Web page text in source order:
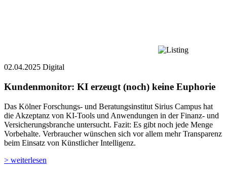
02.04.2025 Digital
Kundenmonitor: ­­KI erzeugt (noch) keine Euphorie
Das Kölner Forschungs- und Beratungsinstitut Sirius Campus hat
die Akzeptanz von KI-Tools und Anwendungen in der Finanz- und
Versicherungsbranche untersucht. Fazit: Es gibt noch jede Menge
Vorbehalte. Verbraucher wünschen sich vor allem mehr Transparenz
beim Einsatz von Künstlicher Intelligenz.
> weiterlesen